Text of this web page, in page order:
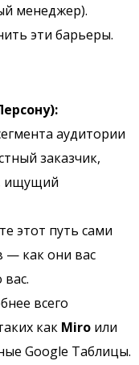
менеджер).
эти барьеры.
аудитории
заказчик,
ищущий
этот путь сами
— как они вас
всего
как Miro или
Google Таблицы.